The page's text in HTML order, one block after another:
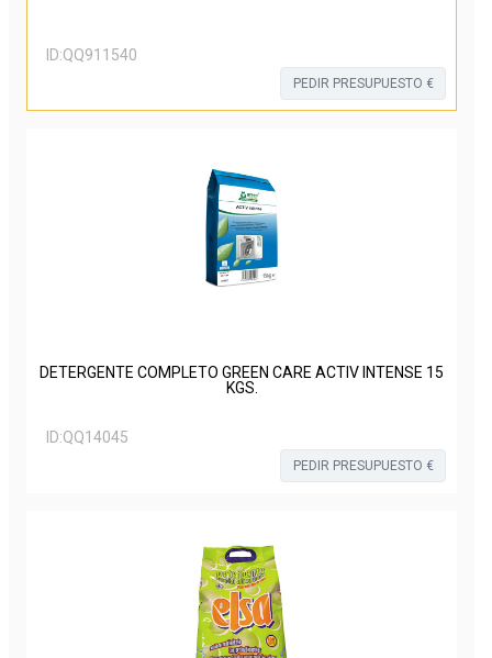
ID:QQ911540
PEDIR PRESUPUESTO €
DETERGENTE COMPLETO GREEN CARE ACTIV INTENSE 15
KGS.
ID:QQ14045
PEDIR PRESUPUESTO €